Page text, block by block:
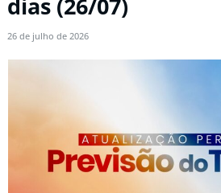
26 de julho de 2026